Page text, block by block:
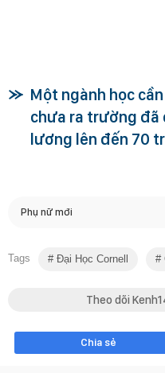
Một ngành học
chưa ra trường đã
lương lên đến 70
Phụ nữ mới
Tags Đại Học Cornell
Theo dõi
Chia sẻ